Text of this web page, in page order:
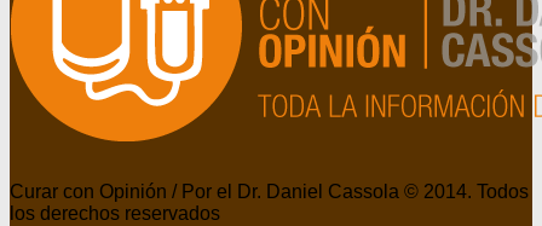
Curar con Opinión / Por el Dr. Daniel Cassola © 2014. Todos
los derechos reservados